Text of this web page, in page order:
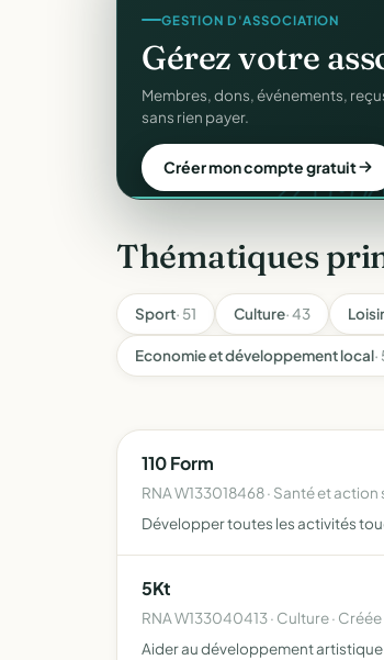
REÇUS FISCAUX
Vos reçus
Générés et envoyés à vos
officiel n°11580.
Automatiser mes reçus
Thématiques
Sport· 51 Culture· 43
Economie et développement local·
110 Form
RNA W133018468 · Santé et action
Développer toutes les activités
5Kt
RNA W133040413 · Culture ·
Aider au développement